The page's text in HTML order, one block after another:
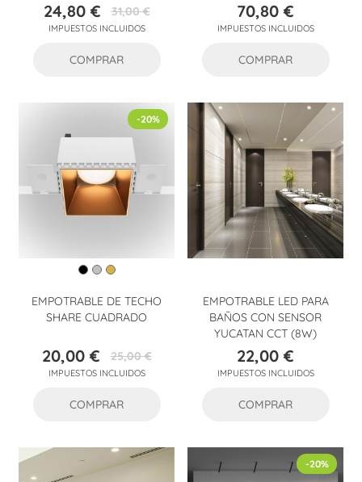
Precio
24,80 €Precio
base
31,00 €
IMPUESTOS INCLUIDOS
COMPRAR
Precio
70,80 €
IMPUESTOS INCLUIDOS
COMPRAR
EMPOTRABLE DE TECHO
SHARE CUADRADO
Precio
20,00 €Precio
base
25,00 €
IMPUESTOS INCLUIDOS
-20%
COMPRAR
EMPOTRABLE LED PARA
BAÑOS CON SENSOR
YUCATAN CCT (8W)
Precio
22,00 €
IMPUESTOS INCLUIDOS
COMPRAR
-20%